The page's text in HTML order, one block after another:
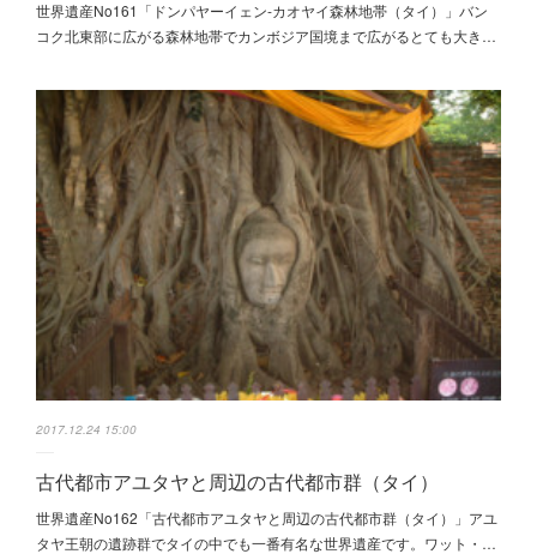
世界遺産No161「ドンパヤーイェン-カオヤイ森林地帯（タイ）」バン
コク北東部に広がる森林地帯でカンボジア国境まで広がるとても大き…
2017.12.24 15:00
古代都市アユタヤと周辺の古代都市群（タイ）
世界遺産No162「古代都市アユタヤと周辺の古代都市群（タイ）」アユ
タヤ王朝の遺跡群でタイの中でも一番有名な世界遺産です。ワット・…